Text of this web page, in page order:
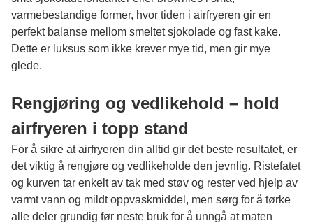
varmebestandige former, hvor tiden i airfryeren gir en
perfekt balanse mellom smeltet sjokolade og fast kake.
Dette er luksus som ikke krever mye tid, men gir mye
glede.
Rengjøring og vedlikehold – hold
airfryeren i topp stand
For å sikre at airfryeren din alltid gir det beste resultatet, er
det viktig å rengjøre og vedlikeholde den jevnlig. Ristefatet
og kurven tar enkelt av tak med støv og rester ved hjelp av
varmt vann og mildt oppvaskmiddel, men sørg for å tørke
alle deler grundig før neste bruk for å unngå at maten